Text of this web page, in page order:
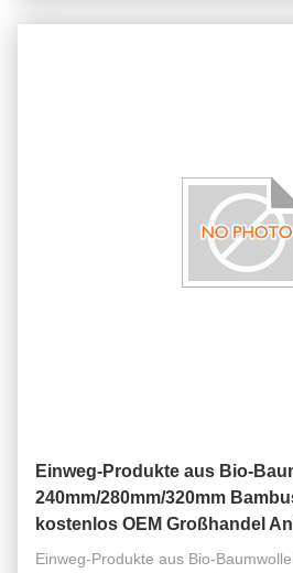
Einweg-Produkte aus Bio-
240mm/280mm/320mm
kostenlos OEM Großhandel
Einweg-Produkte aus Bio-